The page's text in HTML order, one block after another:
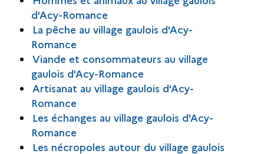
d'Acy-Romance
La pêche au village gaulois d'Acy-
Romance
Viande et consommateurs au village
gaulois d'Acy-Romance
Artisanat au village gaulois d'Acy-
Romance
Les échanges au village gaulois d'Acy-
Romance
Les nécropoles autour du village gaulois